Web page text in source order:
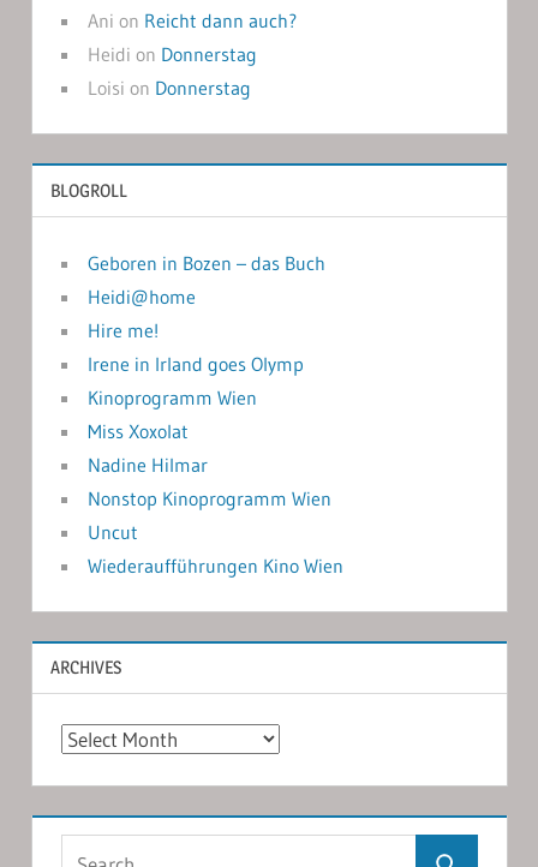
Ani on Reicht dann auch?
Heidi on Donnerstag
Loisi on Donnerstag
BLOGROLL
Geboren in Bozen – das Buch
Heidi@home
Hire me!
Irene in Irland goes Olymp
Kinoprogramm Wien
Miss Xoxolat
Nadine Hilmar
Nonstop Kinoprogramm Wien
Uncut
Wiederaufführungen Kino Wien
ARCHIVES
Archives